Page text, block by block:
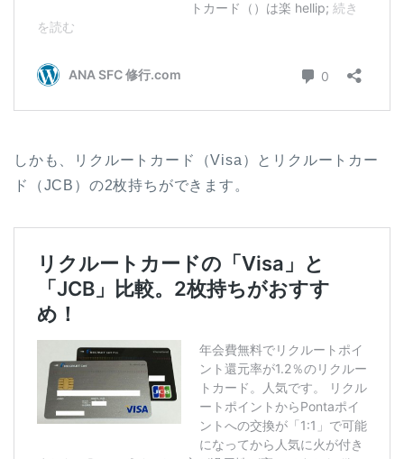
しかも、リクルートカード（Visa）とリクルートカー
ド（JCB）の2枚持ちができます。